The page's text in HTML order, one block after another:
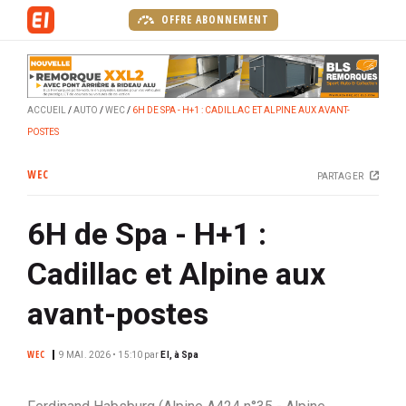
OFFRE ABONNEMENT
ACCUEIL AUTO WEC 6H DE SPA - H+1 : CADILLAC ET ALPINE AUX AVANT-
POSTES
WEC PARTAGER
6H de Spa - H+1 :
Cadillac et Alpine aux
avant-postes
WEC 9 MAI. 2026 • 15:10 par EI, à Spa